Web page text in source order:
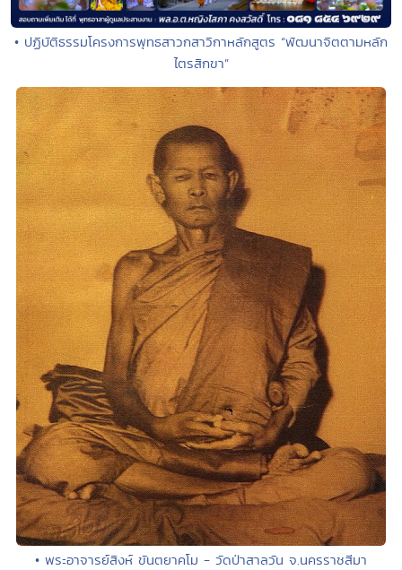
• ปฏิบัติธรรมโครงการพุทธสาวกสาวิกาหลักสูตร “พัฒนาจิตตามหลัก
ไตรสิกขา”
• พระอาจารย์สิงห์ ขันตยาคโม - วัดป่าสาลวัน จ.นครราชสีมา